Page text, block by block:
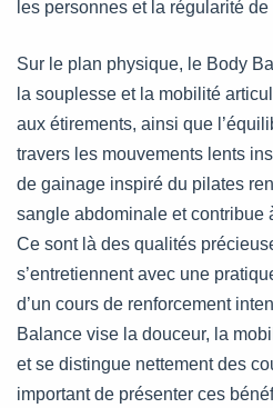
les personnes et la régularité
Sur le plan physique, le Body
la souplesse et la mobilité
aux étirements, ainsi que
travers les mouvements lents
de gainage inspiré du pilates
sangle abdominale et contribue
Ce sont là des qualités
s’entretiennent avec une
d’un cours de renforcement
Balance vise la douceur, la
et se distingue nettement des
important de présenter ces